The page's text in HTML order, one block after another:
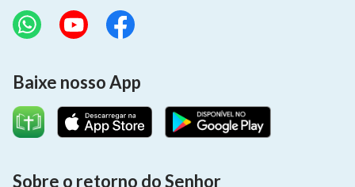
Baixe nosso App
Sobre o retorno do Senhor